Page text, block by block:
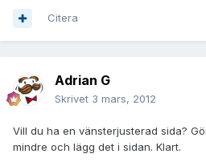
Citera
Adrian G
Skrivet 3 mars, 2012
Vill du ha en vänsterjusterad sida?
mindre och lägg det i sidan. Klart.